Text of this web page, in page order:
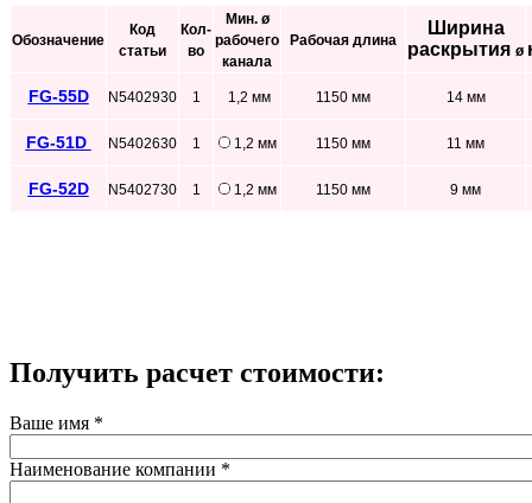
Обозначение
Код
статьи
Кол-
во
Мин. ø
рабочего
канала
Рабочая длина
Ширина
раскрытия ø
FG-55D N5402930 1 1,2 мм 1150 мм 14 мм
FG-51D N5402630 1 1,2 мм 1150 мм 11 мм
FG-52D N5402730 1 1,2 мм 1150 мм 9 мм
Получить расчет стоимости:
Ваше имя *
Наименование компании *